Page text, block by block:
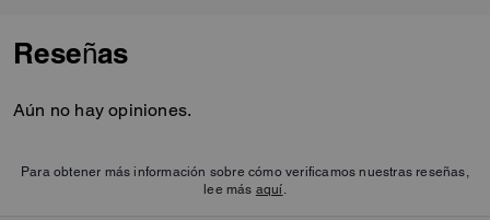
Reseñas
Aún no hay opiniones.
Para obtener más información sobre cómo verificamos nuestras reseñas,
lee más aquí